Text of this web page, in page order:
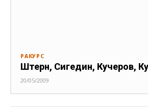
РАКУРС
Штерн, Сигедин, Кучеров,
20/05/2009